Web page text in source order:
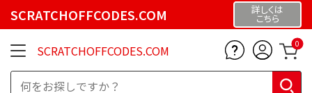
SCRATCHOFFCODES.COM 詳しくは
こちら
SCRATCHOFFCODES.COM 0